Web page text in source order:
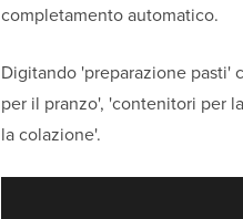
completamento automatico.
Digitando 'preparazione pasti'
per il pranzo', 'contenitori per
la colazione'.